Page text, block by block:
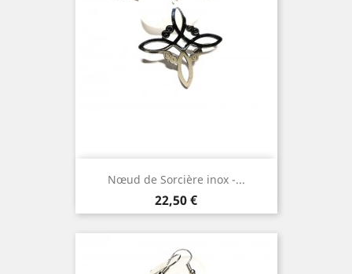
Nœud de Sorcière inox -...
Prix
22,50 €